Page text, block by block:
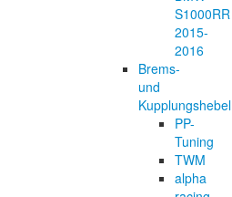
S1000RR
2015-
2016
Brems-
und
Kupplungshebel
PP-
Tuning
TWM
alpha